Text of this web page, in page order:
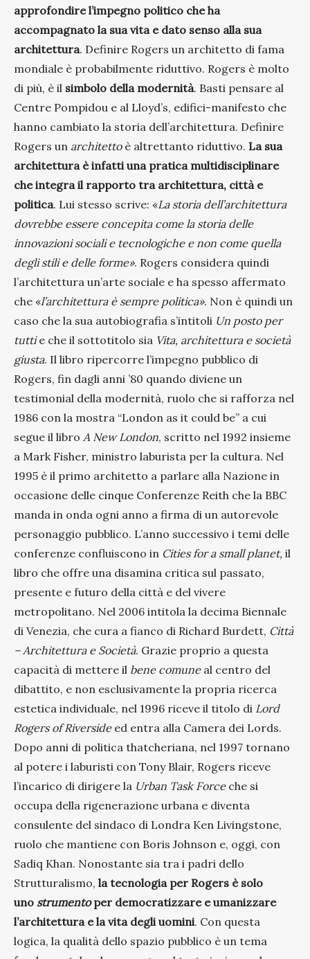
approfondire l’impegno politico che ha
accompagnato la sua vita e dato senso alla sua
architettura. Definire Rogers un architetto di fama
mondiale è probabilmente riduttivo. Rogers è molto
di più, è il simbolo della modernità. Basti pensare al
Centre Pompidou e al Lloyd’s, edifici-manifesto che
hanno cambiato la storia dell’architettura. Definire
Rogers un architetto è altrettanto riduttivo. La sua
architettura è infatti una pratica multidisciplinare
che integra il rapporto tra architettura, città e
politica. Lui stesso scrive: «La storia dell’architettura
dovrebbe essere concepita come la storia delle
innovazioni sociali e tecnologiche e non come quella
degli stili e delle forme». Rogers considera quindi
l’architettura un’arte sociale e ha spesso affermato
che «l’architettura è sempre politica». Non è quindi un
caso che la sua autobiografia s’intitoli Un posto per
tuttie che il sottotitolo sia Vita, architettura e società
giusta. Il libro ripercorre l’impegno pubblico di
Rogers, fin dagli anni ’80 quando diviene un
testimonial della modernità, ruolo che si rafforza nel
1986 con la mostra “London as it could be” a cui
segue il libro A New London, scritto nel 1992 insieme
a Mark Fisher, ministro laburista per la cultura. Nel
1995 è il primo architetto a parlare alla Nazione in
occasione delle cinque Conferenze Reith che la BBC
manda in onda ogni anno a firma di un autorevole
personaggio pubblico. L’anno successivo i temi delle
conferenze confluiscono in Cities for a small planet, il
libro che offre una disamina critica sul passato,
presente e futuro della città e del vivere
metropolitano. Nel 2006 intitola la decima Biennale
di Venezia, che cura a fianco di Richard Burdett, Città
– Architettura e Società. Grazie proprio a questa
capacità di mettere il bene comune al centro del
dibattito, e non esclusivamente la propria ricerca
estetica individuale, nel 1996 riceve il titolo di Lord
Rogers of Riverside ed entra alla Camera dei Lords.
Dopo anni di politica thatcheriana, nel 1997 tornano
al potere i laburisti con Tony Blair, Rogers riceve
l’incarico di dirigere la Urban Task Force che si
occupa della rigenerazione urbana e diventa
consulente del sindaco di Londra Ken Livingstone,
ruolo che mantiene con Boris Johnson e, oggi, con
Sadiq Khan. Nonostante sia tra i padri dello
Strutturalismo, la tecnologia per Rogers è solo
uno strumentoper democratizzare e umanizzare
l’architettura e la vita degli uomini. Con questa
logica, la qualità dello spazio pubblico è un tema